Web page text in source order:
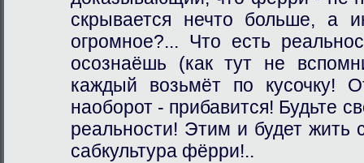
скрывается нечто больше, а
огромное?... Что есть
осознаёшь (как тут не
каждый возьмёт по кусочку!
наоборот - прибавится! Будьте
реальности! Этим и будет жить
сабкультура фёрри!..